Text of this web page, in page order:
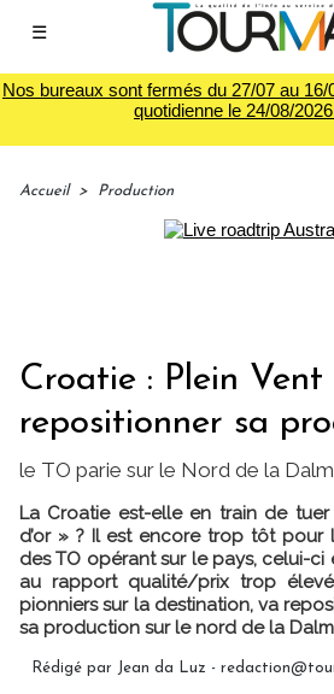
☰
Nos bureaux sont fermés du 27/07 au
quotidienne le 24/08/
Accueil > Production
Croatie : Plein Vent
repositionner sa
le TO parie sur le Nord de la
La Croatie est-elle en train de
d’or » ? Il est encore trop tôt pour
des TO opérant sur le pays, celui-
au rapport qualité/prix trop
pionniers sur la destination, va
sa production sur le nord de la
Rédigé par Jean da Luz -